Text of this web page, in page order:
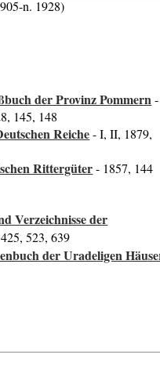
n. 1928)
der Provinz Pommern-
145, 148
Reiche- I, II, 1879,
Rittergüter- 1857, 144
Verzeichnisse der
523, 639
der Uradeligen